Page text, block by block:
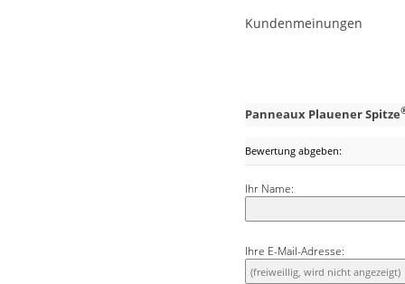
eingebettet. Auf diese
Kundenmeinungen
Panneaux Plauener Spitze
Bewertung abgeben:
Ihr Name:
Ihre E-Mail-Adresse: